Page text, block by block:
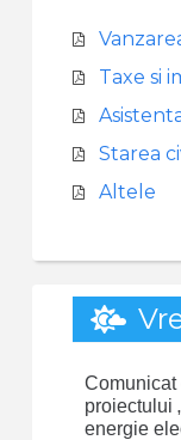
Taxe si
Starea
Altele
Comunicat
proiectului
energie